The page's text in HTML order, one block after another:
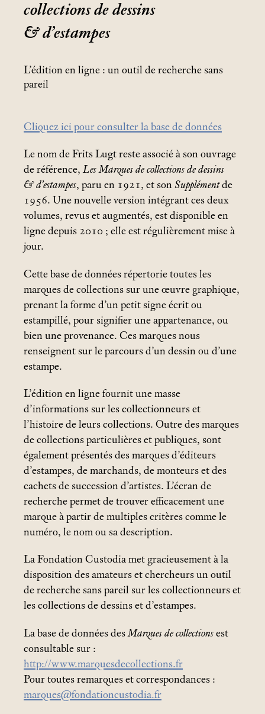
collections de dessins
& d’estampes
L’édition en ligne : un outil de recherche sans
pareil
Cliquez ici pour consulter la base de données
Le nom de Frits Lugt reste associé à son ouvrage
de référence, Les Marques de collections de dessins
& d’estampes, paru en 1921, et son Supplémentde
1956. Une nouvelle version intégrant ces deux
volumes, revus et augmentés, est disponible en
ligne depuis 2010 ; elle est régulièrement mise à
jour.
Cette base de données répertorie toutes les
marques de collections sur une œuvre graphique,
prenant la forme d’un petit signe écrit ou
estampillé, pour signifier une appartenance, ou
bien une provenance. Ces marques nous
renseignent sur le parcours d’un dessin ou d’une
estampe.
L’édition en ligne fournit une masse
d’informations sur les collectionneurs et
l’histoire de leurs collections. Outre des marques
de collections particulières et publiques, sont
également présentés des marques d’éditeurs
d’estampes, de marchands, de monteurs et des
cachets de succession d’artistes. L’écran de
recherche permet de trouver efficacement une
marque à partir de multiples critères comme le
numéro, le nom ou sa description.
La Fondation Custodia met gracieusement à la
disposition des amateurs et chercheurs un outil
de recherche sans pareil sur les collectionneurs et
les collections de dessins et d’estampes.
La base de données desMarques de collections est
consultable sur :
http://www.marquesdecollections.fr
Pour toutes remarques et correspondances :
marques@fondationcustodia.fr